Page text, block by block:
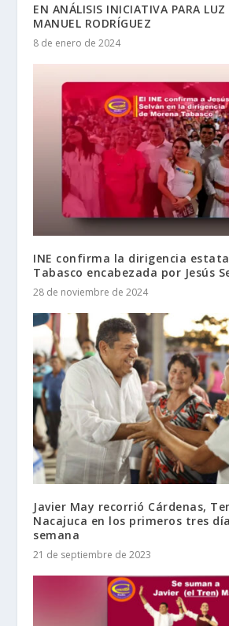
EN ANÁLISIS INICIATIVA PARA LUZ
MANUEL RODRÍGUEZ
8 de enero de 2024
INE confirma la dirigencia
Tabasco encabezada por Jesús
28 de noviembre de 2024
Javier May recorrió Cárdenas,
Nacajuca en los primeros tres
semana
21 de septiembre de 2023